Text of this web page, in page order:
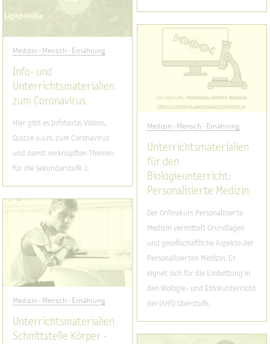
Medizin - Mensch - Ernährung
Info- und
Unterrichtsmaterialien
zum Coronavirus
Hier gibt es Infotexte, Videos,
Quizze u.v.m. zum Coronavirus
und damit verknüpften Themen
für die Sekundarstufe 2.
Medizin - Mensch - Ernährung
Unterrichtsmaterialien
für den
Biologieunterricht:
Personalisierte Medizin
Der Onlinekurs Personalisierte
Medizin vermittelt Grundlagen
und gesellschaftliche Aspekte der
Personalisierten Medizin. Er
eignet sich für die Einbettung in
den Biologie- und Ethikunterricht
der (AHS) Oberstufe.
Medizin - Mensch - Ernährung
Unterrichtsmaterialien
Schnittstelle Körper -